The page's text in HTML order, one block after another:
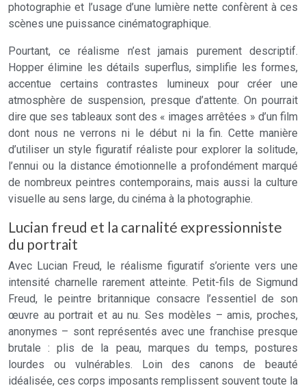
photographie et l’usage d’une lumière nette confèrent à ces
scènes une puissance cinématographique.
Pourtant, ce réalisme n’est jamais purement descriptif.
Hopper élimine les détails superflus, simplifie les formes,
accentue certains contrastes lumineux pour créer une
atmosphère de suspension, presque d’attente. On pourrait
dire que ses tableaux sont des « images arrêtées » d’un film
dont nous ne verrons ni le début ni la fin. Cette manière
d’utiliser un style figuratif réaliste pour explorer la solitude,
l’ennui ou la distance émotionnelle a profondément marqué
de nombreux peintres contemporains, mais aussi la culture
visuelle au sens large, du cinéma à la photographie.
Lucian freud et la carnalité expressionniste
du portrait
Avec Lucian Freud, le réalisme figuratif s’oriente vers une
intensité charnelle rarement atteinte. Petit-fils de Sigmund
Freud, le peintre britannique consacre l’essentiel de son
œuvre au portrait et au nu. Ses modèles – amis, proches,
anonymes – sont représentés avec une franchise presque
brutale : plis de la peau, marques du temps, postures
lourdes ou vulnérables. Loin des canons de beauté
idéalisée, ces corps imposants remplissent souvent toute la